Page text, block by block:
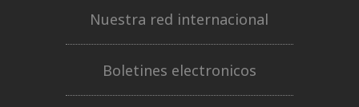
Nuestra red internacional
Boletines electronicos